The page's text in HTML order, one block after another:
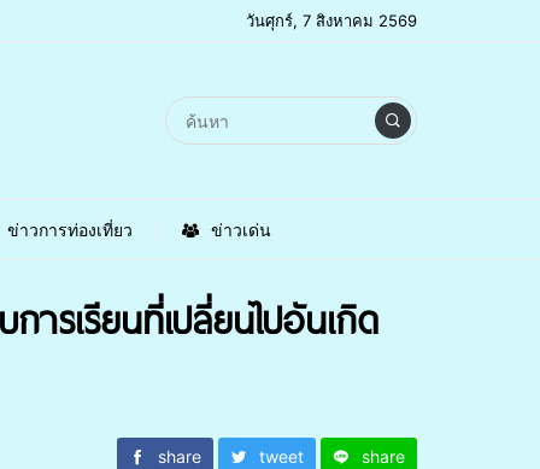
วันศุกร์, 7 สิงหาคม 2569
ข่าวการท่องเที่ยว ข่าวเด่น
รเรียนที่เปลี่ยนไปอันเกิด
share tweet share